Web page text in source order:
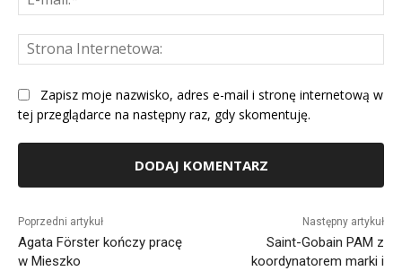
Zapisz moje nazwisko, adres e-mail i stronę internetową w
tej przeglądarce na następny raz, gdy skomentuję.
Poprzedni artykuł
Agata Förster kończy pracę
w Mieszko
Następny artykuł
Saint-Gobain PAM z
koordynatorem marki i